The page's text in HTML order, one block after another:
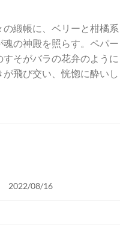
緞帳に、ベリーと柑橘系
の神殿を照らす。ペパー
そがバラの花弁のように
飛び交い、恍惚に酔いし
2022/08/16